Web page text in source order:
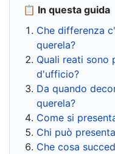
📋 In questa guida
Che differenza
querela?
Quali reati sono
d'ufficio?
Da quando
querela?
Come si
Chi può
Che cosa